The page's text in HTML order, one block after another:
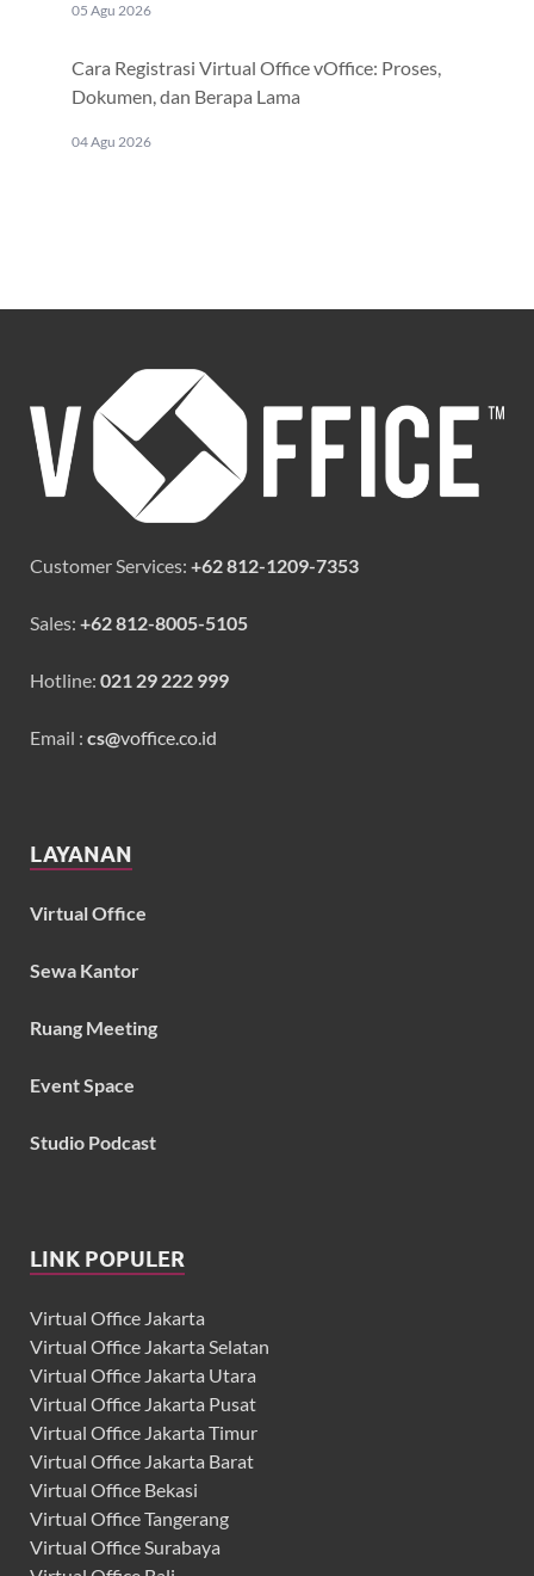
05 Agu 2026
Cara Registrasi Virtual Office vOffice: Proses,
Dokumen, dan Berapa Lama
04 Agu 2026
Customer Services: +62 812-1209-7353
Sales: +62 812-8005-5105
Hotline: 021 29 222 999
Email : cs@voffice.co.id
LAYANAN
Virtual Office
Sewa Kantor
Ruang Meeting
Event Space
Studio Podcast
LINK POPULER
Virtual Office Jakarta
Virtual Office Jakarta Selatan
Virtual Office Jakarta Utara
Virtual Office Jakarta Pusat
Virtual Office Jakarta Timur
Virtual Office Jakarta Barat
Virtual Office Bekasi
Virtual Office Tangerang
Virtual Office Surabaya